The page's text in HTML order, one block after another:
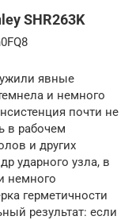
SHR263K
явные
и немного
почти не
в рабочем
и других
ударного узла, в
немного
герметичности
результат: если